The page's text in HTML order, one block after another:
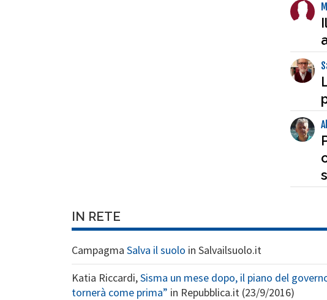
IN RETE
Campagma Salva il suolo in Salvailsuolo.it
Katia Riccardi,Sisma un mese dopo, il piano del
tornerà come prima” in Repubblica.it (23/9/2016)